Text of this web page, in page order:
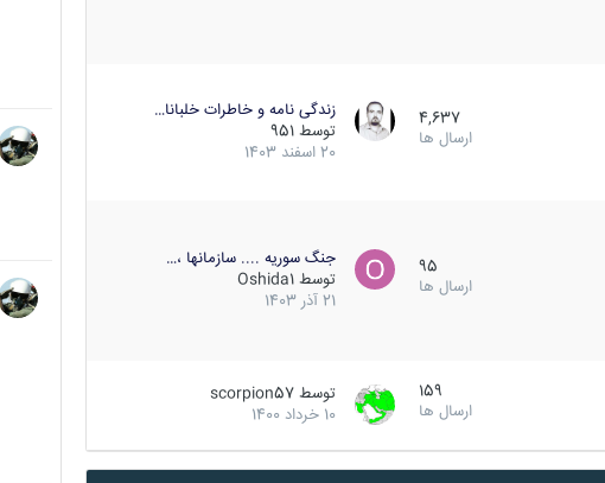
4,637
ارسال ها
زندگی نامه و خاطرات خلبانا…
توسط 951
20 اسفند 1403
95
ارسال ها
جنگ سوریه .... سازمانها ،…
توسط Oshida1
21 آذر 1403
159
ارسال ها
توسط scorpion57
10 خرداد 1400